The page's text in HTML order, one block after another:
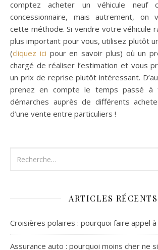
comptez acheter un véhicule neuf
concessionnaire, mais autrement, on
cette méthode. Si vendre votre véhicule
plus important pour vous, utilisez plutôt
(cliquez ici pour en savoir plus) où un
chargé de réaliser l’estimation et vous
un prix de reprise plutôt intéressant.
prenez en compte le temps passé à
démarches auprès de différents
d’une vente entre particuliers !
ARTICLES RÉCENTS
Croisières polaires : pourquoi faire appel
Assurance auto : pourquoi moins cher ne